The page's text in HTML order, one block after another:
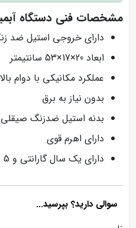
مشخصات فنی دستگاه
دارای خروجی استیل ضد
ابعاد 20×17×53 سانتیمتر
عملکرد مکانیکی با دوام بالا
بدون نیاز به برق
بدنه استیل ضدزنگ صیقلی
دارای اهرم قوی
دارای یک سال گارانتی و 5 سال خدمات پس از فروش
سوالی دارید؟ بپرسید...